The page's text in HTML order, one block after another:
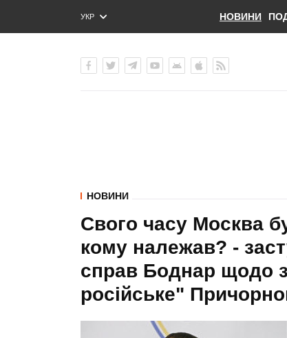
УКР
ENG
НОВИНИ
НОВИНИ
Свого часу Москва
кому належав? -
справ Боднар щодо
російське"